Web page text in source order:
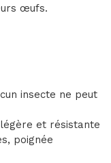
œufs.
insecte ne peut
et résistante
poignée